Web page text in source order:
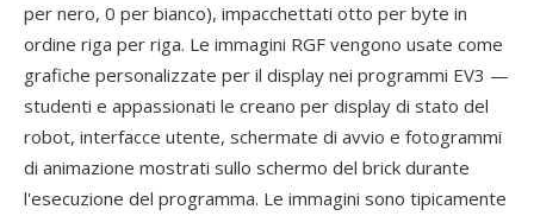
per nero, 0 per bianco), impacchettati otto per byte in
ordine riga per riga. Le immagini RGF vengono usate come
grafiche personalizzate per il display nei programmi EV3 —
studenti e appassionati le creano per display di stato del
robot, interfacce utente, schermate di avvio e fotogrammi
di animazione mostrati sullo schermo del brick durante
l'esecuzione del programma. Le immagini sono tipicamente